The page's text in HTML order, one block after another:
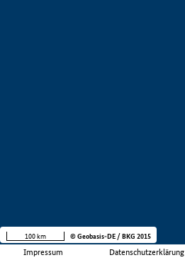
Impressum Datenschutzerklärung
100 km © Geobasis-DE / BKG 2015